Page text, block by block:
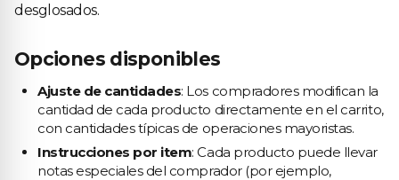
desglosados.
Opciones disponibles
Ajuste de cantidades: Los compradores modifican la
cantidad de cada producto directamente en el carrito,
con cantidades típicas de operaciones mayoristas.
Instrucciones por item: Cada producto puede llevar
notas especiales del comprador (por ejemplo,